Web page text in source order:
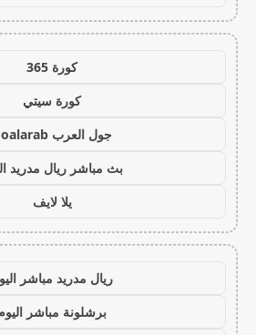
كورة 365
كورة سيتي
جول العرب goalarab
بث مباشر ريال مدريد
يلا لايف
ريال مدريد مباشر
برشلونة مباشر